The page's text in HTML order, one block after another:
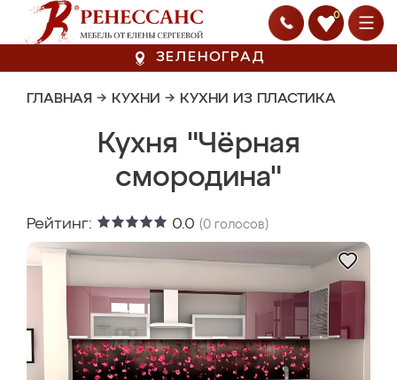
0
ЗЕЛЕНОГРАД
ГЛАВНАЯ → КУХНИ → КУХНИ ИЗ ПЛАСТИКА
Кухня "Чёрная
смородина"
Рейтинг: 0.0 (0 голосов)